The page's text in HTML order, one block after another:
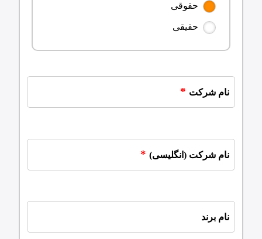
حقوقی
حقیقی
نام شرکت
نام شرکت (انگلیسی)
نام برند